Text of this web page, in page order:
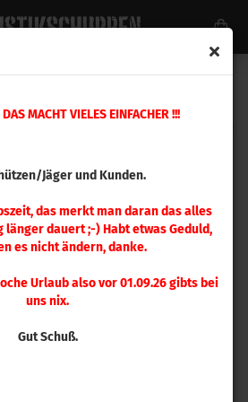
MACHT VIELES EINFACHER !!!
Jäger und Kunden.
das merkt man daran das alles
länger dauert ;-) Habt etwas Geduld,
es nicht ändern, danke.
Urlaub also vor 01.09.26 gibts bei
uns nix.
Gut Schuß.